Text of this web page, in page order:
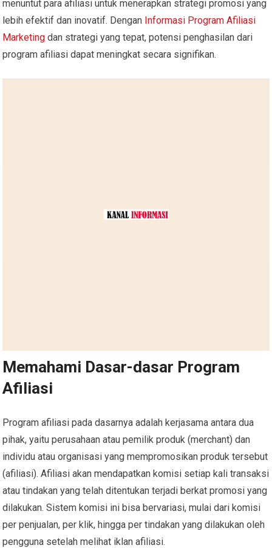
menuntut para afiliasi untuk menerapkan strategi promosi yang
lebih efektif dan inovatif. Dengan Informasi Program Afiliasi
Marketing dan strategi yang tepat, potensi penghasilan dari
program afiliasi dapat meningkat secara signifikan.
Memahami Dasar-dasar Program
Afiliasi
Program afiliasi pada dasarnya adalah kerjasama antara dua
pihak, yaitu perusahaan atau pemilik produk (merchant) dan
individu atau organisasi yang mempromosikan produk tersebut
(afiliasi). Afiliasi akan mendapatkan komisi setiap kali transaksi
atau tindakan yang telah ditentukan terjadi berkat promosi yang
dilakukan. Sistem komisi ini bisa bervariasi, mulai dari komisi
per penjualan, per klik, hingga per tindakan yang dilakukan oleh
pengguna setelah melihat iklan afiliasi.